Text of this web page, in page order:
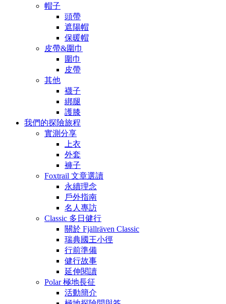
帽子
頭帶
遮陽帽
保暖帽
皮帶&圍巾
圍巾
皮帶
其他
襪子
綁腿
護膝
我們的探險旅程
實測分享
上衣
外套
褲子
Foxtrail 文章選讀
永續理念
戶外指南
名人專訪
Classic 多日健行
關於 Fjällräven Classic
瑞典國王小徑
行前準備
健行故事
延伸閱讀
Polar 極地長征
活動簡介